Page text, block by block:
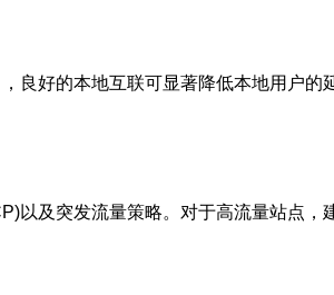
良好的本地互联可显著降低本地用户
及突发流量策略。对于高流量站点，